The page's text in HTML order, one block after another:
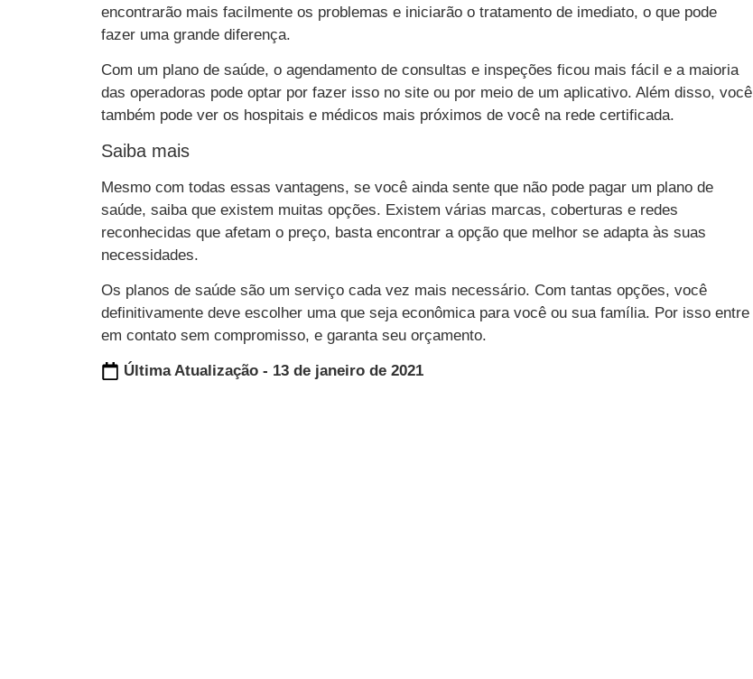
encontrarão mais facilmente os problemas e iniciarão o tratamento de imediato, o que pode
fazer uma grande diferença.
Com um plano de saúde, o agendamento de consultas e inspeções ficou mais fácil e a maioria
das operadoras pode optar por fazer isso no site ou por meio de um aplicativo. Além disso, você
também pode ver os hospitais e médicos mais próximos de você na rede certificada.
Saiba mais
Mesmo com todas essas vantagens, se você ainda sente que não pode pagar um plano de
saúde, saiba que existem muitas opções. Existem várias marcas, coberturas e redes
reconhecidas que afetam o preço, basta encontrar a opção que melhor se adapta às suas
necessidades.
Os planos de saúde são um serviço cada vez mais necessário. Com tantas opções, você
definitivamente deve escolher uma que seja econômica para você ou sua família. Por isso entre
em contato sem compromisso, e garanta seu orçamento.
Última Atualização - 13 de janeiro de 2021